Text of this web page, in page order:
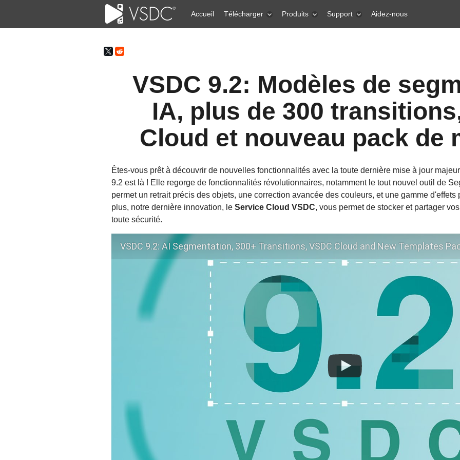
Accueil Télécharger Produits Support Aidez-nous
VSDC 9.2: Modèles de
IA, plus de 300
Cloud et nouveau pack de
Êtes-vous prêt à découvrir de nouvelles fonctionnalités avec la toute dernière mise à jour
9.2 est là ! Elle regorge de fonctionnalités révolutionnaires, notamment le tout nouvel outil de
permet un retrait précis des objets, une correction avancée des couleurs, et une gamme
plus, notre dernière innovation, le Service Cloud VSDC, vous permet de stocker et partager
toute sécurité.
VSDC 9.2: AI Segmentation, 300+ Transitions, VSDC Cloud and New Templates